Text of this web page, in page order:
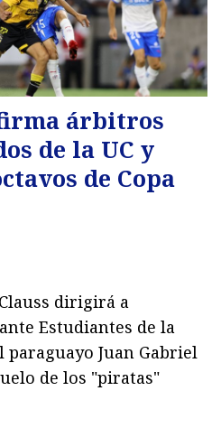
árbitros
de la UC y
de Copa
dirigirá a
Estudiantes de la
Juan Gabriel
de los "piratas"